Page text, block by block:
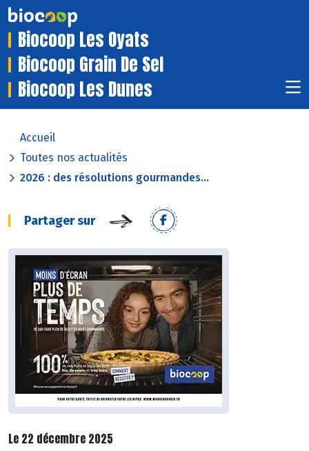
Biocoop Les Oyats
Biocoop Grain De Sel
Biocoop Les Dunes
Accueil
Toutes nos actualités
2026 : des résolutions gourmandes...
Partager sur
Le 22 décembre 2025